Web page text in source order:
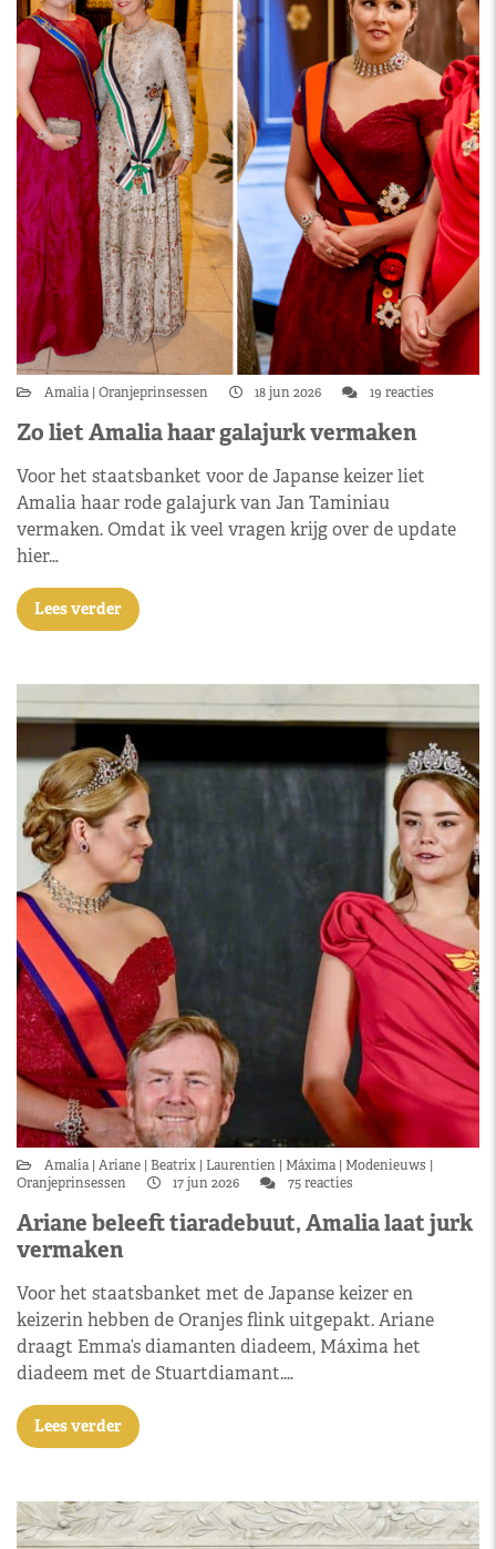
Amalia Oranjeprinsessen 18 jun 2026 19 reacties
Zo liet Amalia haar galajurk vermaken
Voor het staatsbanket voor de Japanse keizer liet
Amalia haar rode galajurk van Jan Taminiau
vermaken. Omdat ik veel vragen krijg over de update
hier…
Lees verder
Amalia Ariane Beatrix Laurentien Máxima Modenieuws
Oranjeprinsessen
17 jun 2026 75 reacties
Ariane beleeft tiaradebuut, Amalia laat jurk
vermaken
Voor het staatsbanket met de Japanse keizer en
keizerin hebben de Oranjes flink uitgepakt. Ariane
draagt Emma’s diamanten diadeem, Máxima het
diadeem met de Stuartdiamant.…
Lees verder